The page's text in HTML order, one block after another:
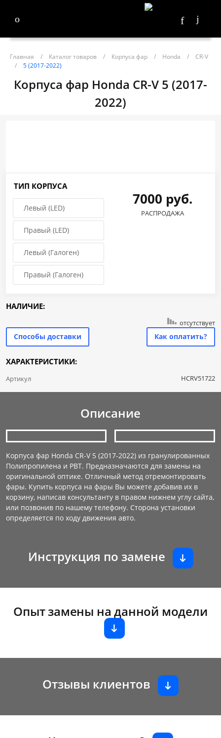
Главная / Каталог товаров / Корпуса фар / Honda /
CR-V
/
5 (2017-2022)
Корпуса фар Honda CR-V 5 (2017-
2022)
ТИП КОРПУСА
Левый (LED)
Правый (LED)
Левый (Галоген)
Правый (Галоген)
7000 руб.
РАСПРОДАЖА
НАЛИЧИЕ:
отсутствует
Способы доставки Как оплатить?
ХАРАКТЕРИСТИКИ:
Артикул HCRV51722
Описание
Корпуса фар Honda CR-V 5 (2017-2022) из гранулированных
Полипропилена и PBT. Предназначаются для замены на
оригинальной оптике. Отличный метод отремонтировать
фары. Купить корпуса на фары Вы можете добавив их в
корзину, написав консультанту в правом нижнем углу сайта,
или позвонив по нашему телефону. Сторона установки
определяется по ходу движения авто.
Инструкция по замене
Опыт замены на данной модели
Отзывы клиентов